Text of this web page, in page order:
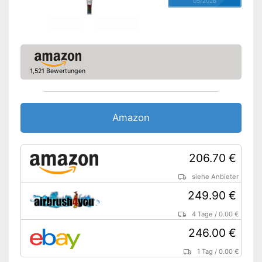
1,521 Bewertungen
Amazon
206.70 €
siehe Anbieter
249.90 €
4 Tage /0.00 €
246.00 €
1 Tag /0.00 €